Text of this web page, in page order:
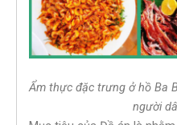
Ẩm thực đặc trưng ở hồ Ba
người